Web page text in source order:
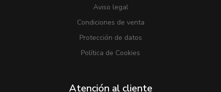
Aviso legal
Condiciones de venta
Protección de datos
Política de Cookies
Atención al cliente